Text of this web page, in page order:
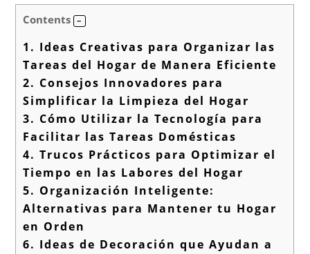
Contents
1. Ideas Creativas para Organizar las
Tareas del Hogar de Manera Eficiente
2. Consejos Innovadores para
Simplificar la Limpieza del Hogar
3. Cómo Utilizar la Tecnología para
Facilitar las Tareas Domésticas
4. Trucos Prácticos para Optimizar el
Tiempo en las Labores del Hogar
5. Organización Inteligente:
Alternativas para Mantener tu Hogar
en Orden
6. Ideas de Decoración que Ayudan a